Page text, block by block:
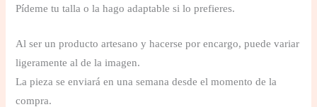
Pídeme tu talla o la hago adaptable si lo prefieres.
Al ser un producto artesano y hacerse por encargo, puede variar
ligeramente al de la imagen.
La pieza se enviará en una semana desde el momento de la
compra.